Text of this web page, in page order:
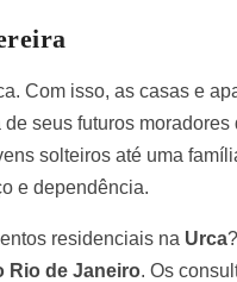
Com isso, as casas e
seus futuros moradores
solteiros até uma
e dependência.
residenciais na Urca
Rio de Janeiro. Os